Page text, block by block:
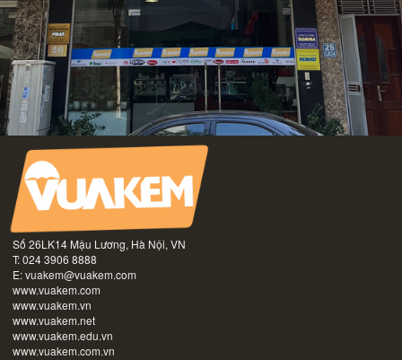
Số 26LK14 Mậu Lương, Hà Nội, VN
T: 024 3906 8888
E:vuakem@vuakem.com
www.vuakem.com
www.vuakem.vn
www.vuakem.net
www.vuakem.edu.vn
www.vuakem.com.vn